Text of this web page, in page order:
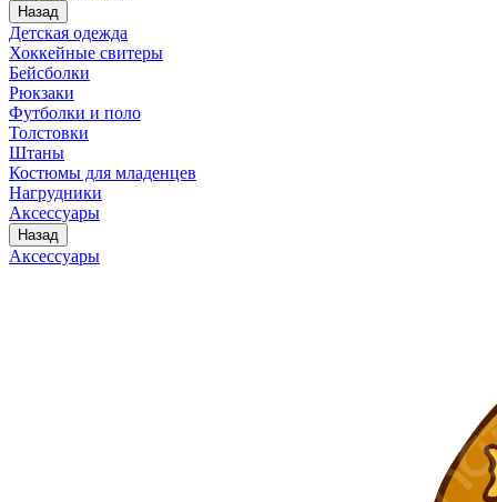
Назад
Детская одежда
Хоккейные свитеры
Бейсболки
Рюкзаки
Футболки и поло
Толстовки
Штаны
Костюмы для младенцев
Нагрудники
Аксессуары
Назад
Аксессуары